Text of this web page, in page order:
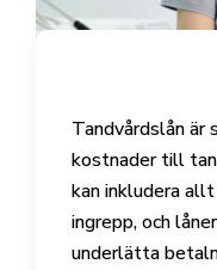
Tandvårdslån är
kostnader till
kan inkludera
ingrepp, och
underlätta